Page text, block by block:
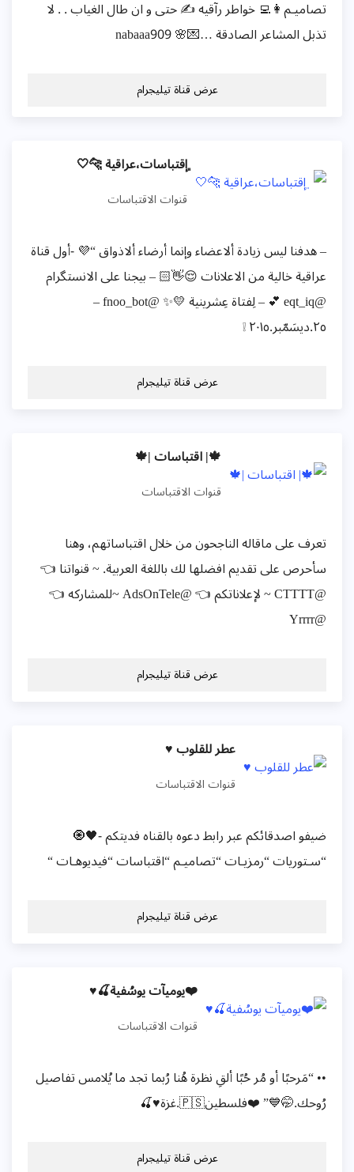
تصاميـم👩‍💻 خواطر رآقيه ✍️ حتى و ان طال الغياب . . لا
تذبل المشاعر الصادقة …💌🌸 nabaaa909
عرض قناة تيليجرام
﮼إقتباسات،عراقية 🐆🤍
قنوات الاقتباسات
– هدفنا ليس زيادة ألاعضاء وإنما أرضاء ألاذواق “💜 -أول قناة
عراقية خالية من الاعلانات 😌👋🏻 – بيجنا على الانستگرام
@eqt_iq 💕 – لِفتاة عِشرينية 💛✨ @fnoo_bot –
٢٥.ديسَمّبر.٢٠١٥ ❕
عرض قناة تيليجرام
🍁| اقتباسات |🍁
قنوات الاقتباسات
تعرف على ماقاله الناجحون من خلال اقتباساتهم، وهنا
سأحرص على تقديم افضلها لك باللغة العربية. ~ قنواتنا 👈
@CTTTT ~ لإعلاناتكم 👈 @AdsOnTele ~للمشاركه 👈
@Yrrrr
عرض قناة تيليجرام
عطر للقلوب ♥️
قنوات الاقتباسات
ضيفو اصدقائكم عبر رابط دعوه بالقناه فديتكم -🖤🧿
“سـتوريات “رمزيـات “تصاميـم “اقتباسات “فيديوهـات “
عرض قناة تيليجرام
❤️يوميآت يوسُفية🍒♥️
قنوات الاقتباسات
•• “مَرحبًا أو مُر حُبًا ألقِ نظرة هُنا رُبما تجد ما يُلامس تفاصيل
رُوحك.🤭💙” ❤️فلسطين🇵🇸.غزة♥️🍒
عرض قناة تيليجرام